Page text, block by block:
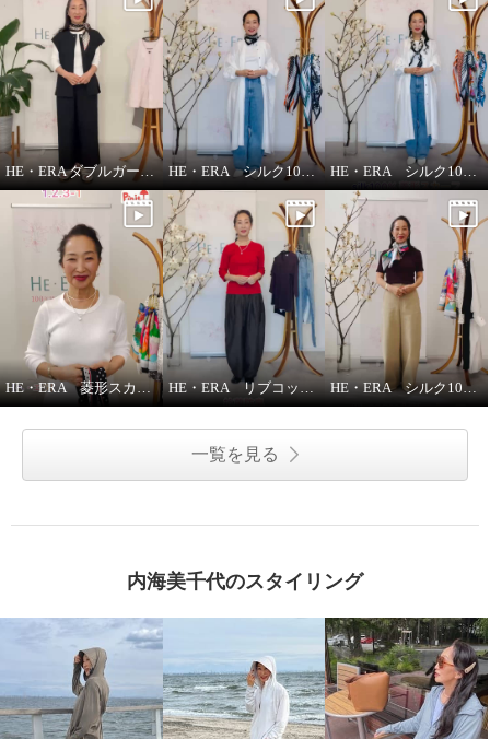
HE・ERA ダブルガーゼ ジレ HE・ERA シルク100％アレンジ広がる 菱形スカーフ
HE・ERA 菱形スカーフの巻き方 HE・ERA リブコットンインナー 3枚セット HE・ERA シルク100％ スクエアー 大判スカーフ
一覧を見る
内海美千代のスタイリング